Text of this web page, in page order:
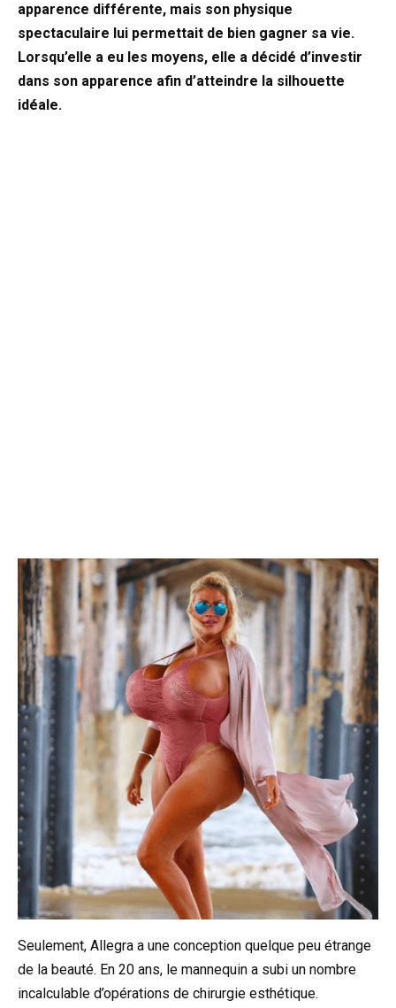
apparence différente, mais son physique
spectaculaire lui permettait de bien gagner sa vie.
Lorsqu’elle a eu les moyens, elle a décidé d’investir
dans son apparence afin d’atteindre la silhouette
idéale.
Seulement, Allegra a une conception quelque peu étrange
de la beauté. En 20 ans, le mannequin a subi un nombre
incalculable d’opérations de chirurgie esthétique.